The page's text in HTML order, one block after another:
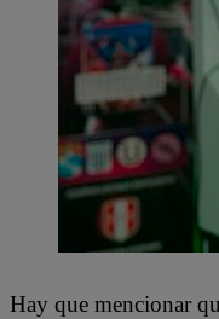
Hay que mencionar